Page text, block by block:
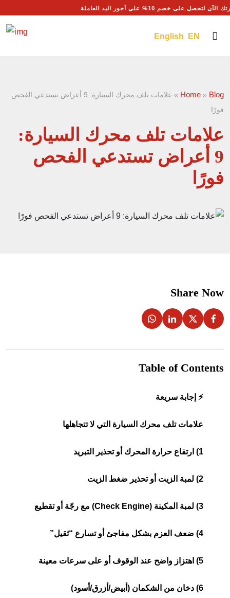
لتحصل على خصم 10% على أجور اليد العاملة
English EN
Home » Blog
»
علامات تلف محرك السيارة: 9 أعراض تستدعي الفحص
فورًا
علامات تلف محرك السيارة:
9 أعراض تستدعي الفحص
فورًا
Share Now
Table of Contents
⚡ إجابة سريعة
علامات تلف محرك السيارة التي لا تتجاهلها
1) ارتفاع حرارة المحرك أو تحذير التبريد
2) لمبة الزيت أو تحذير ضغط الزيت
3) لمبة المكينة (Check Engine) مع رجّة أو تقطيع
4) ضعف العزم بشكل مفاجئ أو تسارع “ثقيل”
5) اهتزاز واضح عند الوقوف أو على سرعات معينة
6) دخان من الشكمان (أبيض/أزرق/أسود)